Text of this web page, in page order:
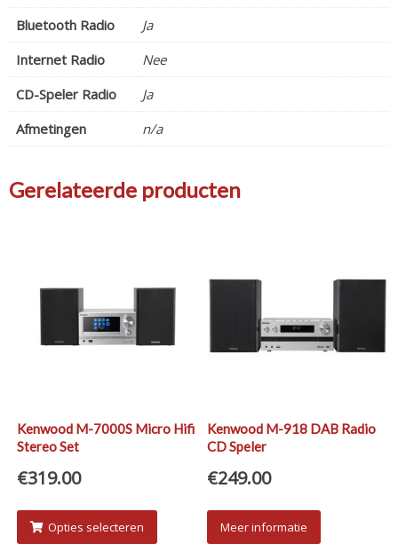
Bluetooth Radio
Ja
Internet Radio
Nee
CD-Speler Radio
Ja
Afmetingen
n/a
Gerelateerde producten
Kenwood M-7000S Micro Hifi
Stereo Set
€319.00
Opties selecteren
Kenwood M-918 DAB Radio
CD Speler
€249.00
Meer informatie